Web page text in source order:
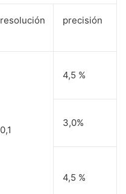
resolución precisión
0,1
4,5 %
3,0%
4,5 %